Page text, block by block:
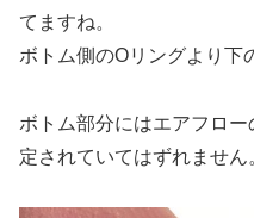
てますね。
ボトム側のOリングより下
ボトム部分にはエアフロ
定されていてはずれません